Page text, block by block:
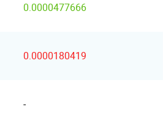
0.0000477666
0.0000180419
-